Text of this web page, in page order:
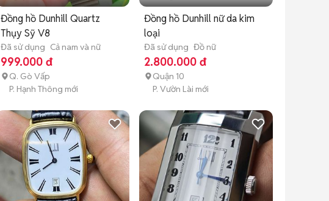
Đồng hồ Dunhill Quartz
Thụy Sỹ V8
Đã sử dụng Cả nam và nữ
999.000 đ
Q. Gò Vấp
P. Hạnh Thông mới
Đồng hồ Dunhill nữ da kim
loại
Đã sử dụng Đồ nữ
2.800.000 đ
Quận 10
P. Vườn Lài mới